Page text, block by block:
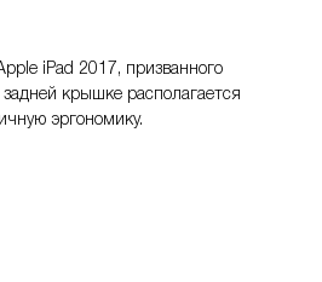
iPad 2017, призванного
крышке располагается
эргономику.